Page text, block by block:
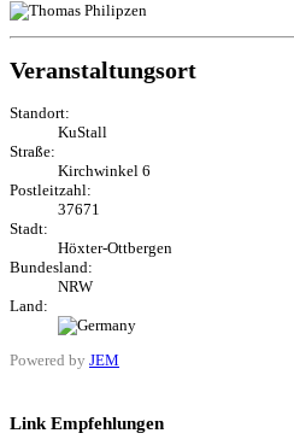
Veranstaltungsort
Standort:
KuStall
Straße:
Kirchwinkel 6
Postleitzahl:
37671
Stadt:
Höxter-Ottbergen
Bundesland:
NRW
Land:
Powered by JEM
Link Empfehlungen